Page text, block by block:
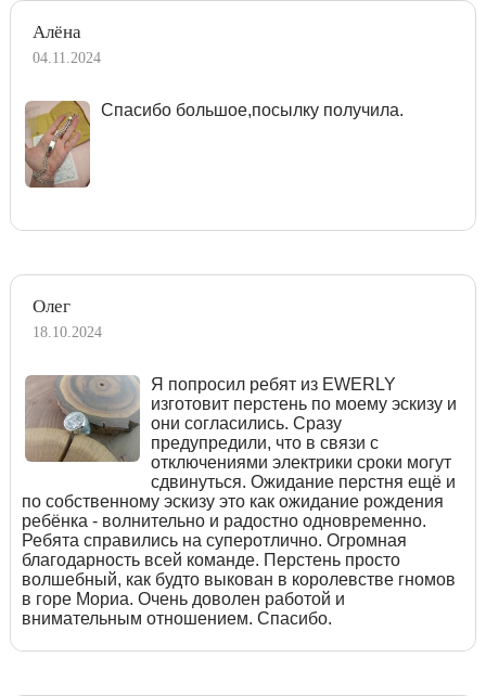
Алёна
04.11.2024
Спасибо большое,посылку получила.
Олег
18.10.2024
Я попросил ребят из EWERLY
изготовит перстень по моему эскизу и
они согласились. Сразу
предупредили, что в связи с
отключениями электрики сроки могут
сдвинуться. Ожидание перстня ещё и
по собственному эскизу это как ожидание рождения
ребёнка - волнительно и радостно одновременно.
Ребята справились на суперотлично. Огромная
благодарность всей команде. Перстень просто
волшебный, как будто выкован в королевстве гномов
в горе Мориа. Очень доволен работой и
внимательным отношением. Спасибо.